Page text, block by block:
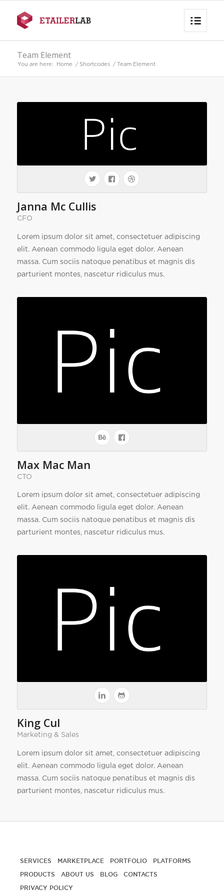
Team Element
You are here: Home / Shortcodes / Team Element
Janna Mc Cullis
CFO
Lorem ipsum dolor sit amet, consectetuer adipiscing
elit. Aenean commodo ligula eget dolor. Aenean
massa. Cum sociis natoque penatibus et magnis dis
parturient montes, nascetur ridiculus mus.
Max Mac Man
CTO
Lorem ipsum dolor sit amet, consectetuer adipiscing
elit. Aenean commodo ligula eget dolor. Aenean
massa. Cum sociis natoque penatibus et magnis dis
parturient montes, nascetur ridiculus mus.
King Cul
Marketing & Sales
Lorem ipsum dolor sit amet, consectetuer adipiscing
elit. Aenean commodo ligula eget dolor. Aenean
massa. Cum sociis natoque penatibus et magnis dis
parturient montes, nascetur ridiculus mus.
SERVICES MARKETPLACE PORTFOLIO PLATFORMS
PRODUCTS ABOUT US BLOG CONTACTS
PRIVACY POLICY